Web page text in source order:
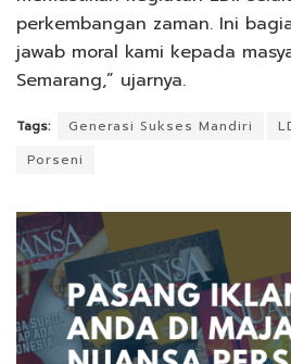
perkembangan zaman. Ini
jawab moral kami kepada
Semarang,” ujarnya.
Tags: Generasi Sukses Mandiri
Porseni